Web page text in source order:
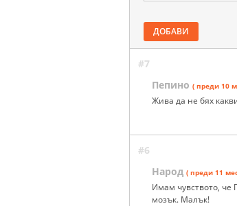
ДОБАВИ
#7
Пепино ( преди 10
Жива да не бях
#6
Народ ( преди 11
Имам чувството, че
мозък. Малък!